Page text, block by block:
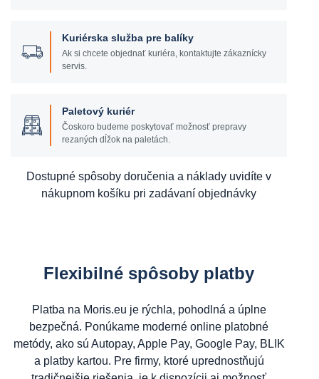
Kuriérska služba pre balíky
Ak si chcete objednať kuriéra, kontaktujte zákaznícky
servis.
Paletový kuriér
Čoskoro budeme poskytovať možnosť prepravy
rezaných dĺžok na paletách.
Dostupné spôsoby doručenia a náklady uvidíte v
nákupnom košíku pri zadávaní objednávky
Flexibilné spôsoby platby
Platba na Moris.eu je rýchla, pohodlná a úplne
bezpečná. Ponúkame moderné online platobné
metódy, ako sú Autopay, Apple Pay, Google Pay, BLIK
a platby kartou. Pre firmy, ktoré uprednostňujú